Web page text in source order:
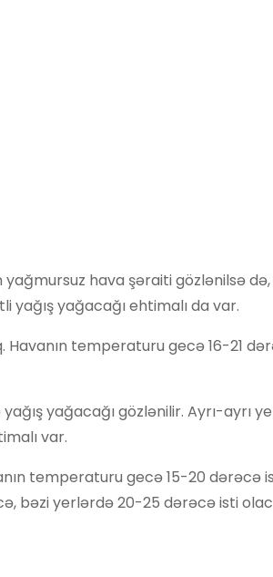
yağmursuz hava şəraiti gözlənilsə də,
yağış yağacağı ehtimalı da var.
temperaturu gecə 16-21
yağacağı gözlənilir. Ayrı-ayrı
var.
temperaturu gecə 15-20 dərəcə
bəzi yerlərdə 20-25 dərəcə isti